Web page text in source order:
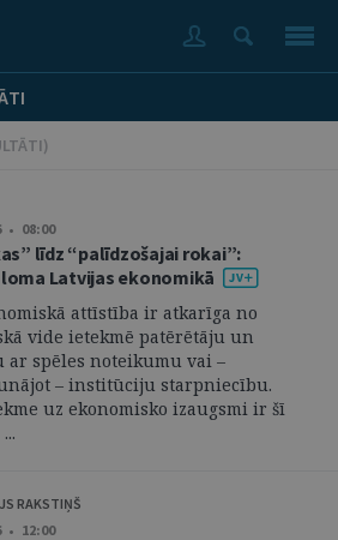
)
• 08:00
līdz “palīdzošajai rokai”:
Latvijas ekonomikā
attīstība ir atkarīga no
vide ietekmē patērētāju un
spēles noteikumu vai –
– institūciju starpniecību.
uz ekonomisko izaugsmi ir šī
RAKSTIŅŠ
• 12:00